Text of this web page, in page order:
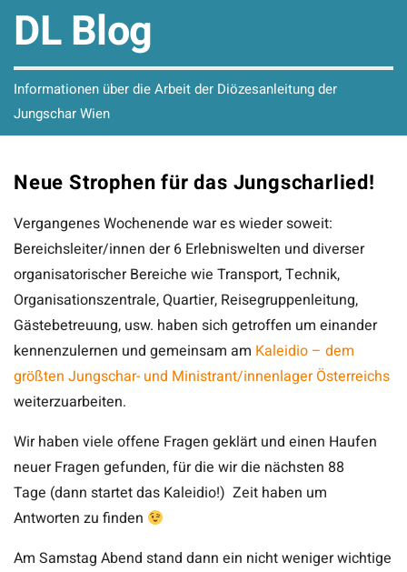
DL Blog
Informationen über die Arbeit der Diözesanleitung der
Jungschar Wien
Neue Strophen für das Jungscharlied!
Vergangenes Wochenende war es wieder soweit:
Bereichsleiter/innen der 6 Erlebniswelten und diverser
organisatorischer Bereiche wie Transport, Technik,
Organisationszentrale, Quartier, Reisegruppenleitung,
Gästebetreuung, usw. haben sich getroffen um einander
kennenzulernen und gemeinsam am Kaleidio – dem
größten Jungschar- und Ministrant/innenlager Österreichs
weiterzuarbeiten.
Wir haben viele offene Fragen geklärt und einen Haufen
neuer Fragen gefunden, für die wir die nächsten 88
Tage (dann startet das Kaleidio!) Zeit haben um
Antworten zu finden
Am Samstag Abend stand dann ein nicht weniger wichtige